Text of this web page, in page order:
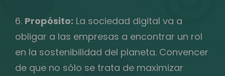
6. Propósito: La sociedad digital va a
obligar a las empresas a encontrar un rol
en la sostenibilidad del planeta. Convencer
de que no sólo se trata de maximizar